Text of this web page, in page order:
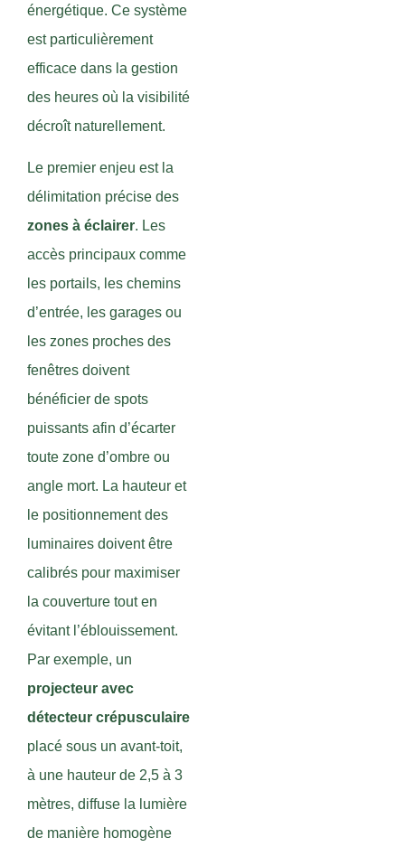
énergétique. Ce système
est particulièrement
efficace dans la gestion
des heures où la visibilité
décroît naturellement.
Le premier enjeu est la
délimitation précise des
zones à éclairer. Les
accès principaux comme
les portails, les chemins
d’entrée, les garages ou
les zones proches des
fenêtres doivent
bénéficier de spots
puissants afin d’écarter
toute zone d’ombre ou
angle mort. La hauteur et
le positionnement des
luminaires doivent être
calibrés pour maximiser
la couverture tout en
évitant l’éblouissement.
Par exemple, un
projecteur avec
détecteur crépusculaire
placé sous un avant-toit,
à une hauteur de 2,5 à 3
mètres, diffuse la lumière
de manière homogène